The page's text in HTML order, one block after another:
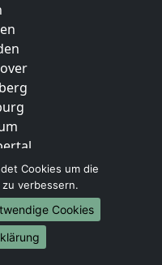
Cookies um die
verbessern.
Cookies